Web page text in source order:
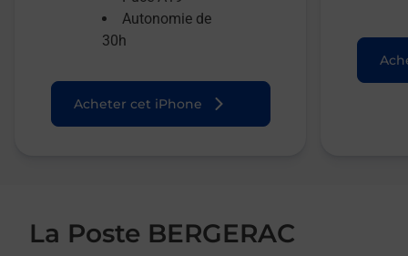
Autonomie de
30h
Acheter cet iPhone
La Poste BERGERAC